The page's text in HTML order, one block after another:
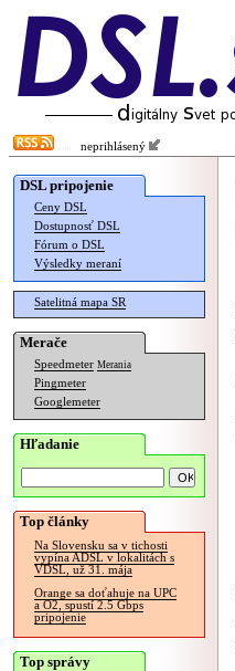
neprihlásený
DSL pripojenie
Ceny DSL
Dostupnosť DSL
Fórum o DSL
Výsledky meraní
Satelitná mapa SR
Merače
Speedmeter Merania
Pingmeter
Googlemeter
Hľadanie
Top články
Na Slovensku sa v tichosti
vypína ADSL v lokalitách s
VDSL, už 31. mája
Orange sa doťahuje na UPC
a O2, spustí 2.5 Gbps
pripojenie
Top správy